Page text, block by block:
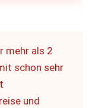
mehr als 2
schon sehr
und